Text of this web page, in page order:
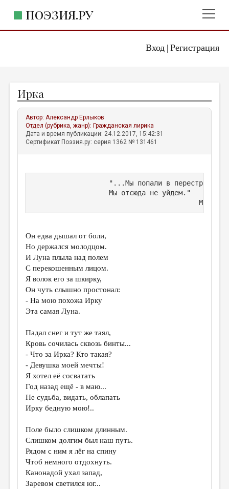
Вход| Регистрация
ПОЭЗИЯ.РУ
ЖАНРЫ
АВТОРЫ
КОММЕНТАРИИ
ЛИТСАЛОН
НОВОСТИ
ДАЙДЖЕСТ
ПРОИЗВЕДЕНИЯ
ПЕРЕВОДЫ
КОНКУРСЫ
ДЕТСКАЯ КОМНАТА
КНИЖНАЯ ПОЛКА
ОБЗОР ЛИТЕРАТУРЫ
СТРАНИЦЫ ПАМЯТИ
ОБЪЯВЛЕНИЯ
КОЛОНКА РЕДАКТОРА
РЕДКОЛЛЕГИЯ
ОТ РЕДАКЦИИ
МАЛАЯ ПРОЗА
ЭССЕИСТИКА
Ирка
Автор:Александр Ерлыков
Отдел (рубрика, жанр): Гражданская лирика
Дата и время публикации: 24.12.2017, 15:42:31
Сертификат Поэзия.ру: серия 1362 № 131461
                   "...Мы попали в перестрелку,
                   Мы отсюда не уйдем."
М.
Он едва дышал от боли,
Но держался молодцом.
И Луна плыла над полем
С перекошенным лицом.
Я волок его за шкирку,
Он чуть слышно простонал:
- На мою похожа Ирку
Эта самая Луна.
Падал снег и тут же таял,
Кровь сочилась сквозь бинты...
- Что за Ирка? Кто такая?
- Девушка моей мечты!
Я хотел её сосватать
Год назад ещё - в маю...
Не судьба, видать, облапать
Ирку бедную мою!..
Поле было слишком длинным.
Слишком долгим был наш путь.
Рядом с ним я лёг на спину
Чтоб немного отдохнуть.
Канонадой ухал запад,
Заревом светился юг...